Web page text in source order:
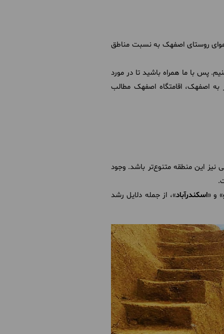
روستای اصفهک به نسبت مناطق
پس با ما همراه باشید تا در مورد
اصفهک، اقامتگاه اصفهک مطالب
این منطقه متنوع‌تر باشد. وجود
» و «اسکندرآباد»، از جمله دلایل رشد